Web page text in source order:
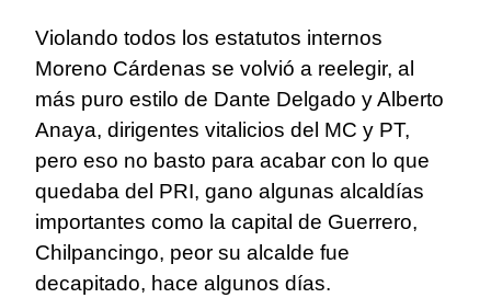
Violando todos los estatutos internos
Moreno Cárdenas se volvió a reelegir, al
más puro estilo de Dante Delgado y Alberto
Anaya, dirigentes vitalicios del MC y PT,
pero eso no basto para acabar con lo que
quedaba del PRI, gano algunas alcaldías
importantes como la capital de Guerrero,
Chilpancingo, peor su alcalde fue
decapitado, hace algunos días.